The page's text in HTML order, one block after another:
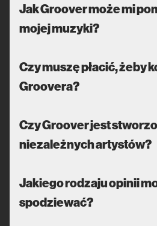
Jak Groover może mi
mojej muzyki?
Czy muszę płacić, żeby
Groovera?
Czy Groover jest
niezależnych artystów?
Jakiego rodzaju opinii
spodziewać?